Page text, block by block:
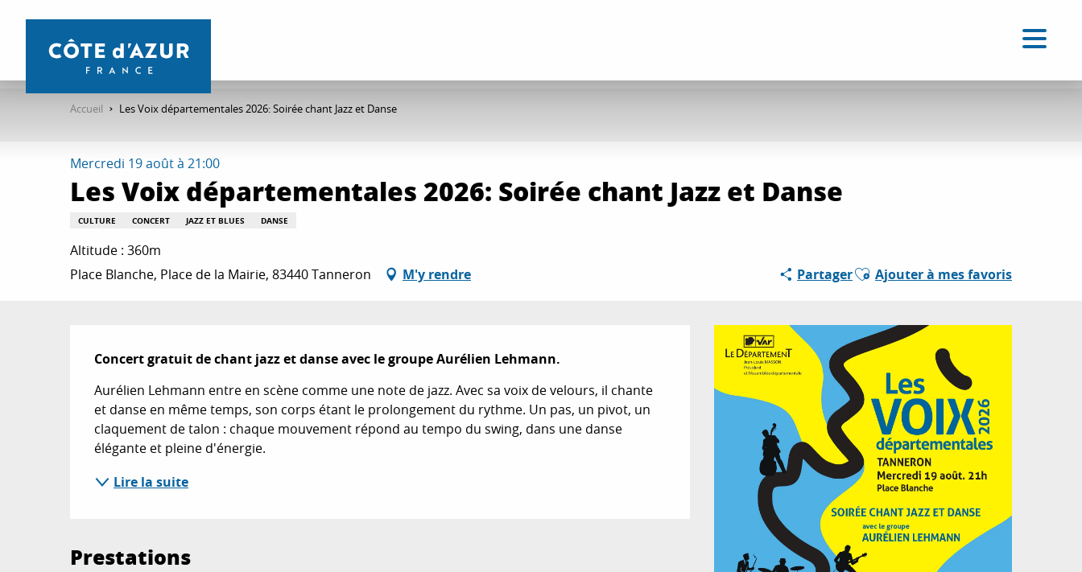
contenu
Accueil Les Voix départementales 2026: Soirée chant Jazz et Danse
Mercredi 19 août à 21:00
Les Voix départementales 2026: Soirée chant Jazz et Danse
CULTURE CONCERT JAZZ ET BLUES DANSE
Altitude : 360m
Place Blanche, Place de la Mairie, 83440 Tanneron
M'y rendre PartagerAjouter aux favoris
Ajouter à mes favoris
Description
Concert gratuit de chant jazz et danse avec le groupe Aurélien Lehmann.
Aurélien Lehmann entre en scène comme une note de jazz. Avec sa voix de velours, il chante
et danse en même temps, son corps étant le prolongement du rythme. Un pas, un pivot, un
claquement de talon : chaque mouvement répond au tempo du swing, dans une danse
élégante et pleine d'énergie.
Lire la suite
Prestations